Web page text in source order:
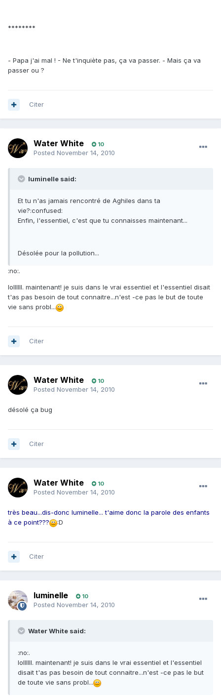
********
- Papa j'ai mal ! - Ne t'inquiète pas, ça va passer. - Mais ça va
passer ou ?
Citer
Water White 10
Posted November 14, 2010
luminelle said:
Et tu n'as jamais rencontré de Aghiles dans ta
vie?:confused:
Enfin, l'essentiel, c'est que tu connaisses maintenant...
Désolée pour la pollution...
:no:.
lollllll. maintenant! je suis dans le vrai essentiel et l'essentiel disait
t'as pas besoin de tout connaitre...n'est -ce pas le but de toute
vie sans probl...
Citer
Water White 10
Posted November 14, 2010
désolé ça bug
Citer
Water White 10
Posted November 14, 2010
très beau...dis-donc luminelle... t'aime donc la parole des enfants
à ce point???
:D
Citer
luminelle 10
Posted November 14, 2010
Water White said:
:no:.
lollllll. maintenant! je suis dans le vrai essentiel et l'essentiel
disait t'as pas besoin de tout connaitre...n'est -ce pas le but
de toute vie sans probl...